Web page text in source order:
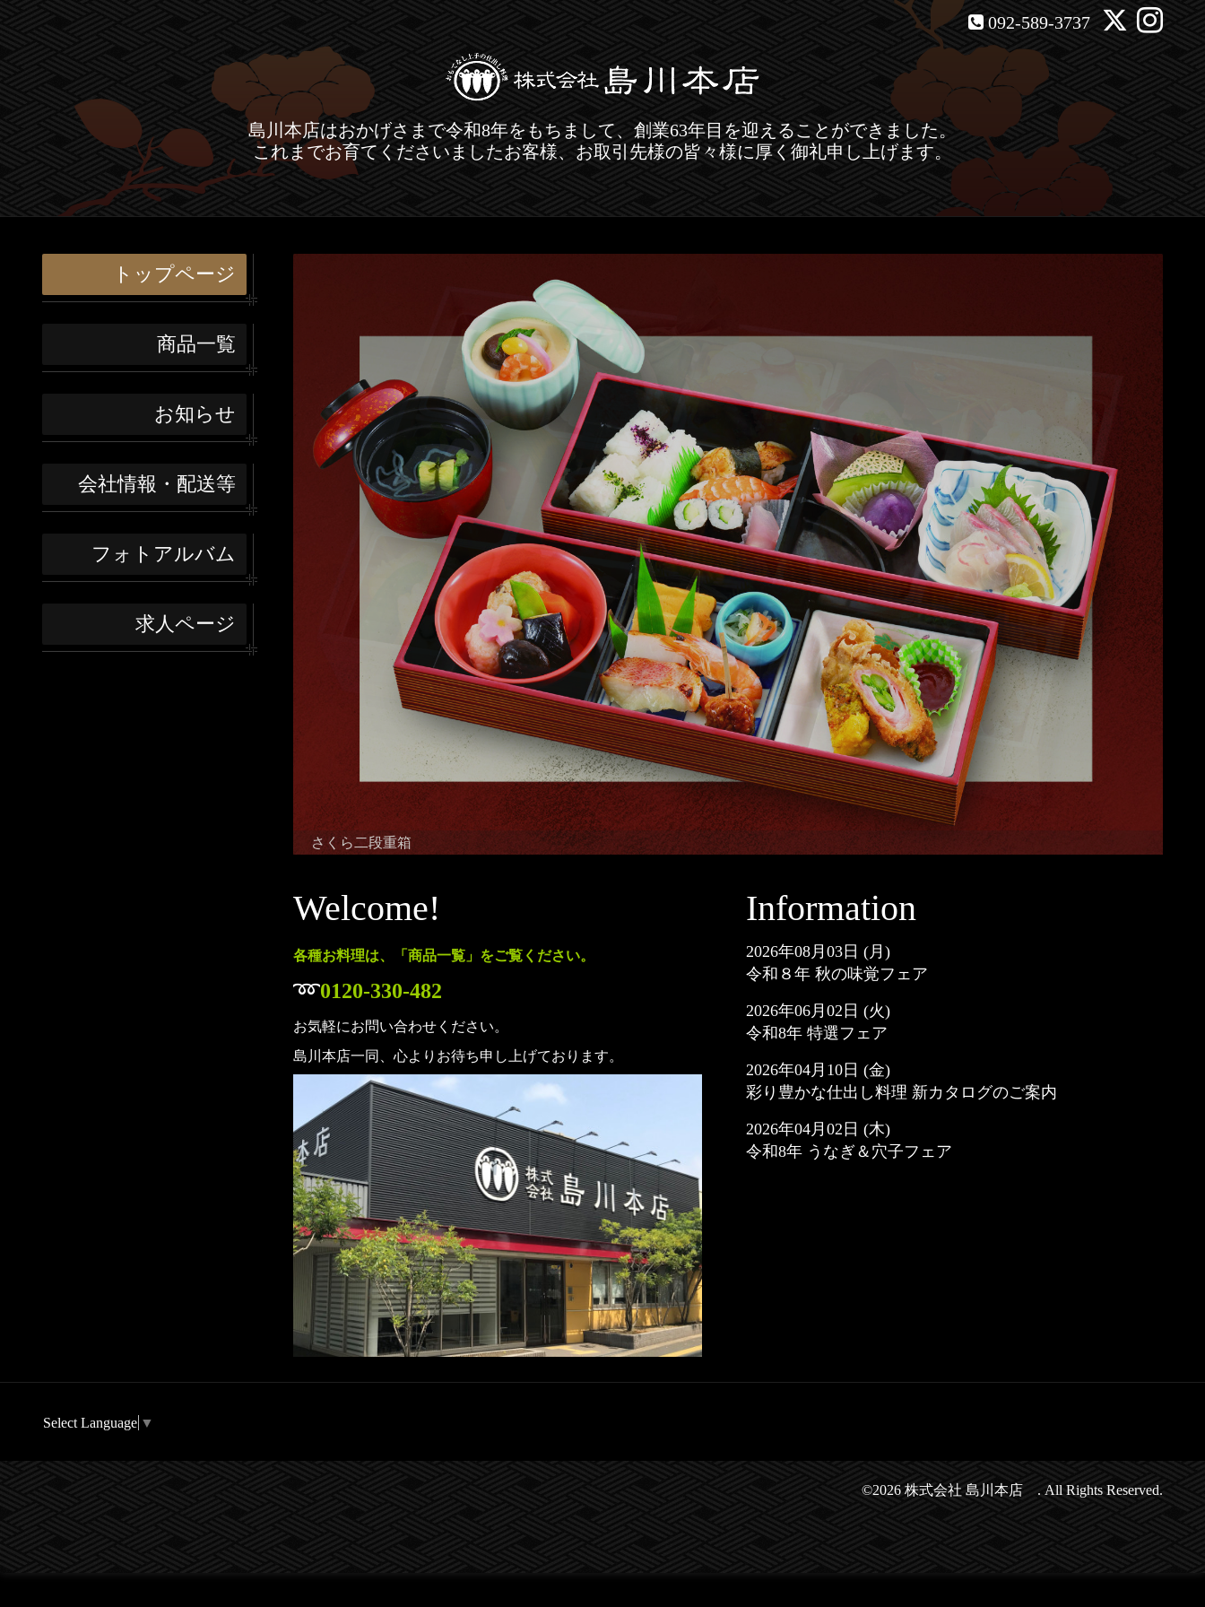
092-589-3737
島川本店はおかげさまで令和8年をもちまして、創業63年目を迎えることができました。
これまでお育てくださいましたお客様、お取引先様の皆々様に厚く御礼申し上げます。
トップページ
商品一覧
お知らせ
会社情報・配送等
フォトアルバム
求人ページ
さくら二段重箱
Welcome!
各種お料理は、「商品一覧」をご覧ください。
➿0120-330-482
お気軽にお問い合わせください。
島川本店一同、心よりお待ち申し上げております。
Information
2026年08 月 03日 (月)
令和８年 秋の味覚フェア
2026年06 月 02 日 (火)
令和8年 特選フェア
2026年04 月 10日 (金)
彩り豊かな仕出し料理 新カタログのご案内
2026年04 月 02 日 (木)
令和8年 うなぎ＆穴子フェア
Select Language ▼
©2026 株式会社 島川本店 . All Rights Reserved.